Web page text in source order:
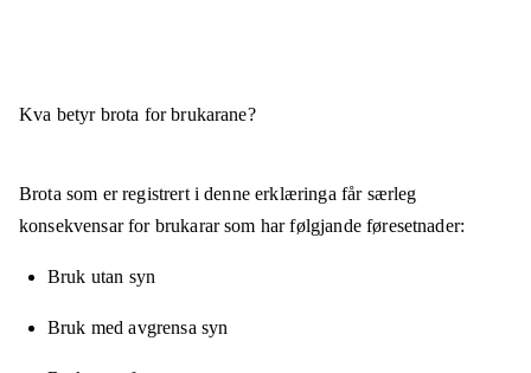
Kva betyr brota for brukarane?
Brota som er registrert i denne erklæringa får særleg
konsekvensar for brukarar som har følgjande føresetnader:
Bruk utan syn
Bruk med avgrensa syn